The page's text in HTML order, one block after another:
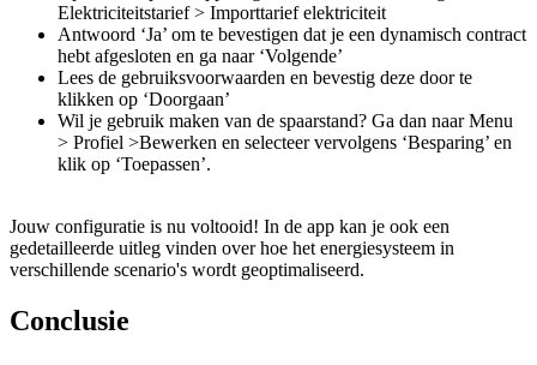
Elektriciteitstarief > Importtarief elektriciteit
Antwoord ‘Ja’ om te bevestigen dat je een dynamisch contract
hebt afgesloten en ga naar ‘Volgende’
Lees de gebruiksvoorwaarden en bevestig deze door te
klikken op ‘Doorgaan’
Wil je gebruik maken van de spaarstand? Ga dan naar Menu
> Profiel >Bewerken en selecteer vervolgens ‘Besparing’ en
klik op ‘Toepassen’.
Jouw configuratie is nu voltooid! In de app kan je ook een
gedetailleerde uitleg vinden over hoe het energiesysteem in
verschillende scenario's wordt geoptimaliseerd.
Conclusie